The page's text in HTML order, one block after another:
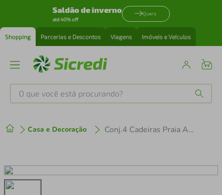
Saldão de inverno
até 40% off
Quero
Shopping Parcerias e Descontos Viagens Imóveis e Veículos
O que você está procurando?
Casa e Decoração Conj.4 Cadeiras Praia Alta Pol.Aco Sort.Mor*2002
2º cafeteira